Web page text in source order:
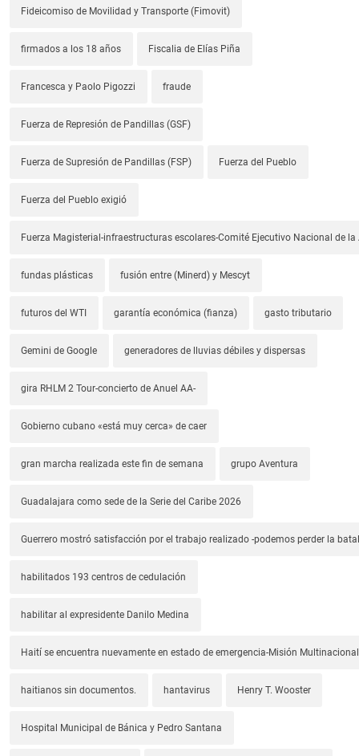
Fideicomiso de Movilidad y Transporte (Fimovit)
firmados a los 18 años Fiscalia de Elías Piña
Francesca y Paolo Pigozzi fraude
Fuerza de Represión de Pandillas (GSF)
Fuerza de Supresión de Pandillas (FSP) Fuerza del Pueblo
Fuerza del Pueblo exigió
Fuerza Magisterial-infraestructuras escolares-Comité Ejecutivo Nacional de la
fundas plásticas fusión entre (Minerd) y Mescyt
futuros del WTI garantía económica (fianza) gasto tributario
Gemini de Google generadores de lluvias débiles y dispersas
gira RHLM 2 Tour-concierto de Anuel AA-
Gobierno cubano «está muy cerca» de caer
gran marcha realizada este fin de semana grupo Aventura
Guadalajara como sede de la Serie del Caribe 2026
Guerrero mostró satisfacción por el trabajo realizado -podemos perder la
habilitados 193 centros de cedulación
habilitar al expresidente Danilo Medina
Haití se encuentra nuevamente en estado de emergencia-Misión
haitianos sin documentos. hantavirus Henry T. Wooster
Hospital Municipal de Bánica y Pedro Santana